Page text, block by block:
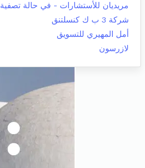
مريديان للأستشارات - في حالة تصفية
شركة 3 ب ك كنسلتنق
أمل المهيري للتسويق
لازرسون